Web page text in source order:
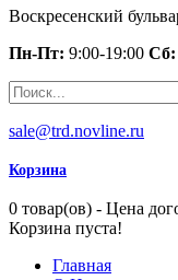
Воскресенский
Пн-Пт: 9:00-19:00 Сб:
sale@trd.novline.ru
Корзина
0 товар(ов) - Цена
Корзина пуста!
Главная